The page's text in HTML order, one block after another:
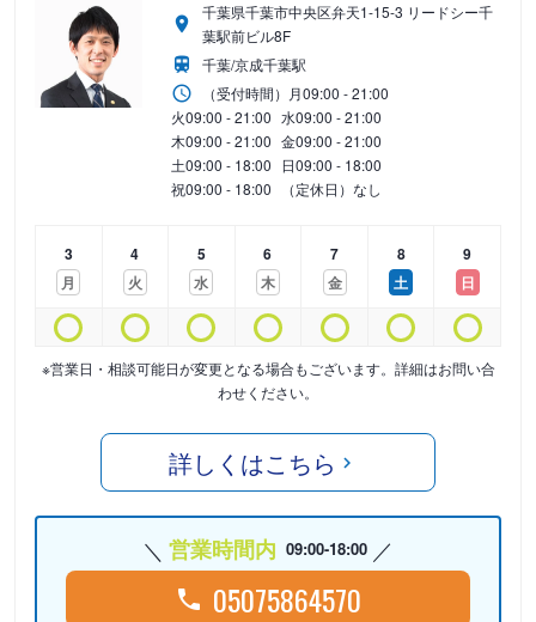
千葉県千葉市中央区弁天1-15-3 リードシー千
葉駅前ビル8F
千葉/京成千葉駅
（受付時間） 月09:00 - 21:00
火09:00 - 21:00 水09:00 - 21:00
木09:00 - 21:00 金09:00 - 21:00
土09:00 - 18:00 日09:00 - 18:00
祝09:00 - 18:00 （定休日）なし
3
月
4
火
5
水
6
木
7
金
8
土
9
日
※営業日・相談可能日が変更となる場合もございます。詳細はお問い合
わせください。
詳しくはこちら
営業時間内 09:00-18:00
05075864570